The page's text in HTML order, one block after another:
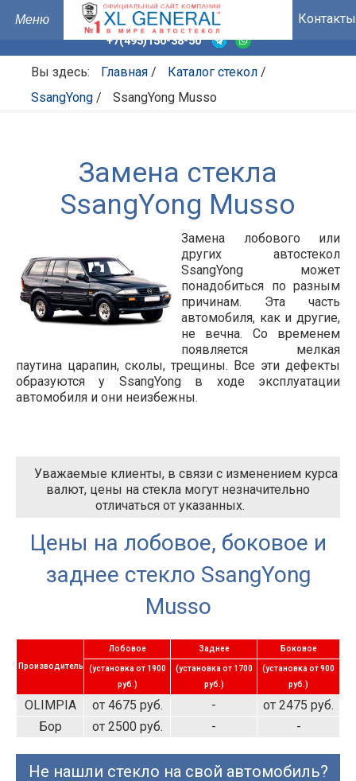
Контакты
+7(495)150-38-50
Вы здесь: Главная / Каталог стекол /
SsangYong / SsangYong Musso
Замена стекла
SsangYong Musso
Замена лобового или
других автостекол
SsangYong может
понадобиться по разным
причинам. Эта часть
автомобиля, как и другие,
не вечна. Со временем
появляется мелкая
паутина царапин, сколы, трещины. Все эти дефекты
образуются у SsangYong в ходе эксплуатации
автомобиля и они неизбежны.
Уважаемые клиенты, в связи с изменением курса
валют, цены на стекла могут незначительно
отличаться от указанных.
Цены на лобовое, боковое и
заднее стекло SsangYong
Musso
Производитель
Лобовое Заднее Боковое
(установка от 1900
руб.)
(установка от 1700
руб.)
(установка от 900
руб.)
OLIMPIA от 4675 руб. -
от 2475 руб.
Бор
от 2500 руб. - -
Не нашли стекло на свой автомобиль?